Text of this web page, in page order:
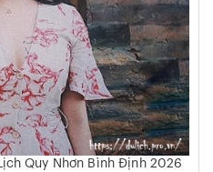
Quy Nhơn Bình Định 2026